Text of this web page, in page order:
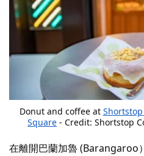
Donut and coffee at
Square - Credit: Shortstop
在離開巴蘭加魯 (Barangaroo